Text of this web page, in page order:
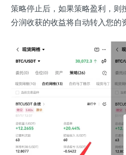
策略停止后，如果策略盈利，则
分润收获的收益将自动转入您的